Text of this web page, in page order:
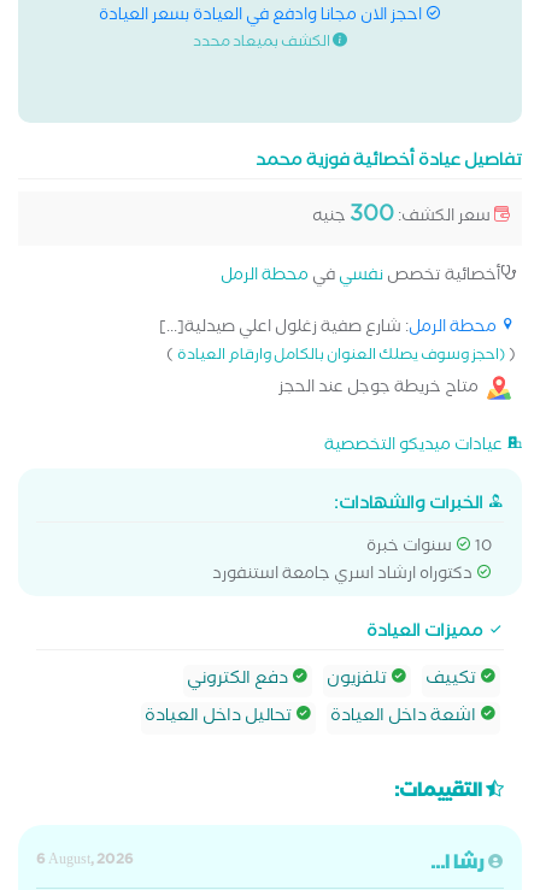
احجز الان مجانا وادفع في العيادة بسعر العيادة
الكشف بميعاد محدد
تفاصيل عيادة أخصائية فوزية محمد
سعر الكشف:300 جنيه
أخصائية تخصصنفسيفي محطة الرمل
محطة الرمل: شارع صفية زغلول اعلي صيدلية[...]
((احجز وسوف يصلك العنوان بالكامل وارقام العيادة)
متاح خريطة جوجل عند الحجز
عيادات ميديكو التخصصية
الخبرات والشهادات:
10 سنوات خبرة
دكتوراه ارشاد اسري جامعة استنفورد
مميزات العيادة
تكييف
تلفزيون
دفع الكتروني
اشعة داخل العيادة
تحاليل داخل العيادة
التقييمات:
رشا ا...
6 August, 2026